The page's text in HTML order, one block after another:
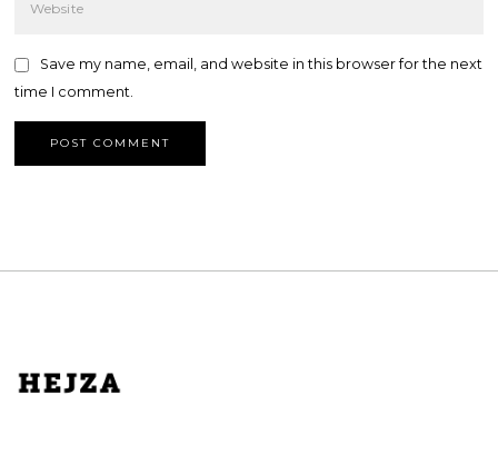
Save my name, email, and website in this browser for the next
time I comment.